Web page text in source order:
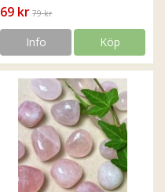
69 kr 79 kr
Info Köp